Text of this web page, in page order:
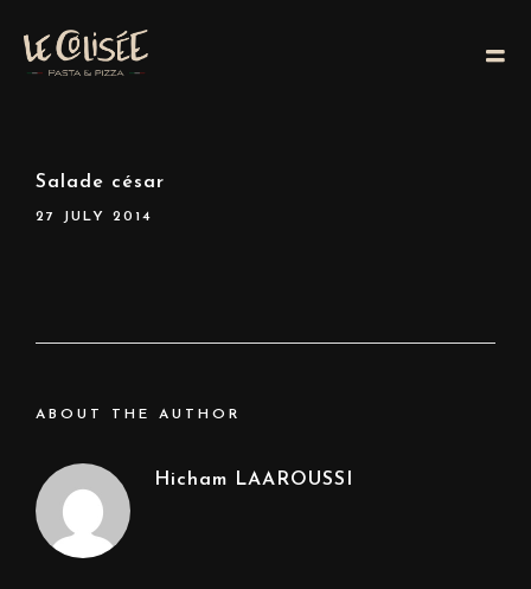
Salade césar
27 JULY 2014
ABOUT THE AUTHOR
Hicham LAAROUSSI